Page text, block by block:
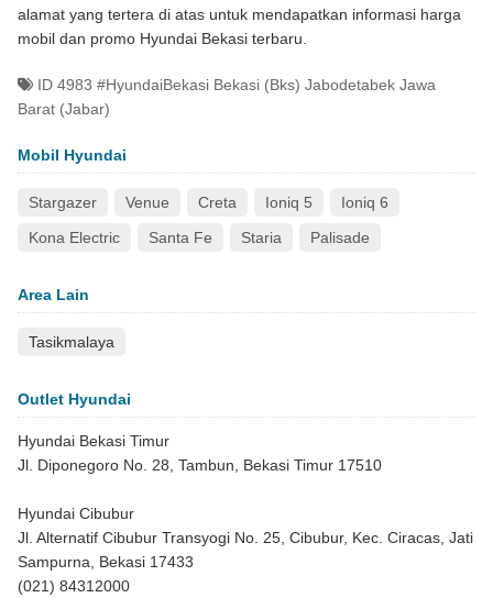
alamat yang tertera di atas untuk mendapatkan informasi harga
mobil dan promo Hyundai Bekasi terbaru.
ID 4983 #HyundaiBekasi Bekasi (Bks) Jabodetabek Jawa
Barat (Jabar)
Mobil Hyundai
Stargazer Venue Creta Ioniq 5
Ioniq 6
Kona Electric
Santa Fe Staria Palisade
Area Lain
Tasikmalaya
Outlet Hyundai
Hyundai Bekasi Timur
Jl. Diponegoro No. 28, Tambun, Bekasi Timur 17510
Hyundai Cibubur
Jl. Alternatif Cibubur Transyogi No. 25, Cibubur, Kec. Ciracas, Jati
Sampurna, Bekasi 17433
(021) 84312000